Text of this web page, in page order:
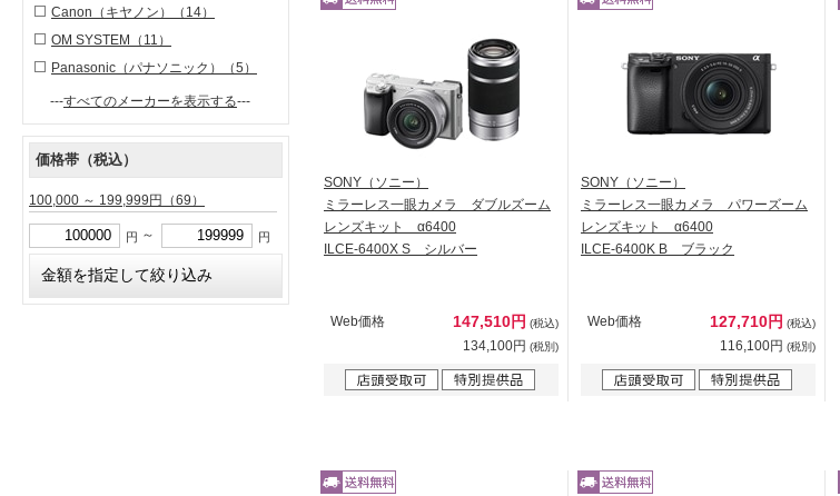
Canon（キヤノン）
（14）
OM SYSTEM
（11）
Panasonic（パナソニック）
（5）
---すべてのメーカーを表示する---
価格帯（税込）
100,000 ～ 199,999円 （69）
円 ～ 円
SONY（ソニー）
ミラーレス一眼カメラ ダブルズーム
レンズキット α6400
ILCE-6400X S シルバー
Web価格 147,510円 (税込)
134,100円 (税別)
SONY（ソニー）
ミラーレス一眼カメラ パワーズーム
レンズキット α6400
ILCE-6400K B ブラック
Web価格 127,710円 (税込)
116,100円 (税別)